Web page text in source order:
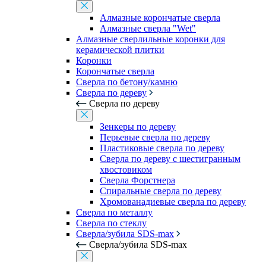
Алмазные корончатые сверла
Алмазные сверла "Wet"
Алмазные сверлильные коронки для
керамической плитки
Коронки
Корончатые сверла
Сверла по бетону/камню
Сверла по дереву
Сверла по дереву
Зенкеры по дереву
Перьевые сверла по дереву
Пластиковые сверла по дереву
Сверла по дереву с шестигранным
хвостовиком
Сверла Форстнера
Спиральные сверла по дереву
Хромованадиевые сверла по дереву
Сверла по металлу
Сверла по стеклу
Сверла/зубила SDS-max
Сверла/зубила SDS-max